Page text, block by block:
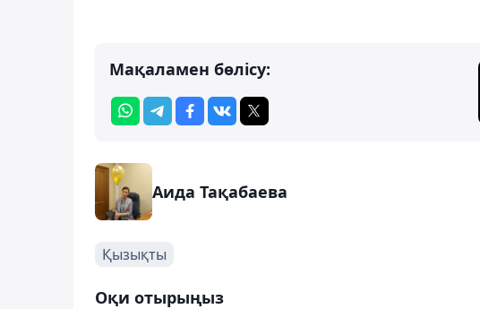
Мақаламен бөлісу:
Аида Тақабаева
Қызықты
Оқи отырыңыз